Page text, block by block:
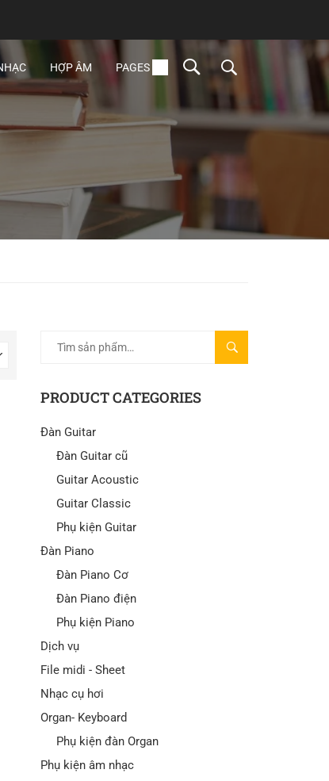
HỢP ÂM PAGES
TÌM
KIẾM
PRODUCT CATEGORIES
Đàn Guitar
Đàn Guitar cũ
Guitar Acoustic
Guitar Classic
Phụ kiện Guitar
Đàn Piano
Đàn Piano Cơ
Đàn Piano điện
Phụ kiện Piano
Dịch vụ
File midi - Sheet
Nhạc cụ hơi
Organ- Keyboard
Phụ kiện đàn Organ
Phụ kiện âm nhạc